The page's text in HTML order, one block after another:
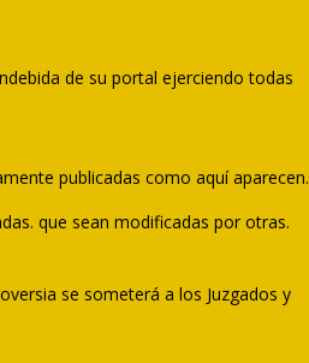
de su portal ejerciendo todas
publicadas como aquí aparecen.
que sean modificadas por otras.
se someterá a los Juzgados y